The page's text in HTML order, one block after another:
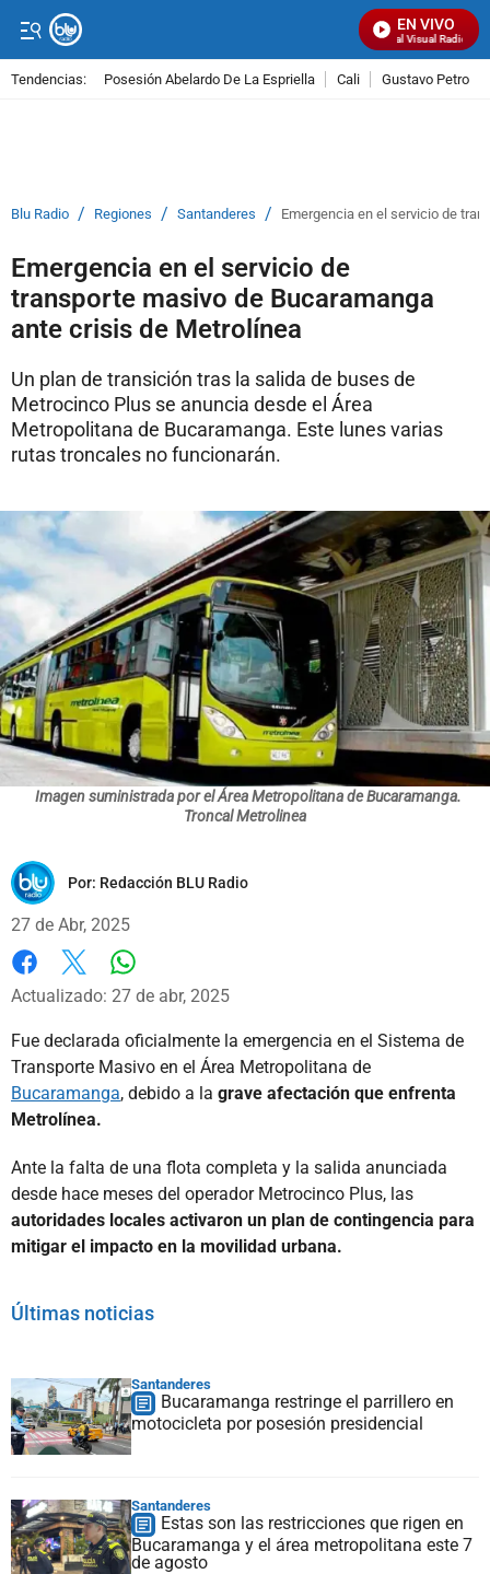
EN VIVO
Señal Visual Radio
Tendencias: Posesión Abelardo De La Espriella Cali Gustavo Petro
Blu Radio / Regiones / Santanderes / Emergencia en el servicio de
Emergencia en el servicio de
transporte masivo de Bucaramanga
ante crisis de Metrolínea
Un plan de transición tras la salida de buses de
Metrocinco Plus se anuncia desde el Área
Metropolitana de Bucaramanga. Este lunes varias
rutas troncales no funcionarán.
Imagen suministrada por el Área Metropolitana de Bucaramanga.
Troncal Metrolinea
Por: Redacción BLU Radio
27 de Abr, 2025
Facebook
X
Actualizado: 27 de abr, 2025
Fue declarada oficialmente la emergencia en el Sistema de
Transporte Masivo en el Área Metropolitana de
Bucaramanga, debido a la grave afectación que enfrenta
Metrolínea.
Ante la falta de una flota completa y la salida anunciada
desde hace meses del operador Metrocinco Plus, las
autoridades locales activaron un plan de contingencia para
mitigar el impacto en la movilidad urbana.
Últimas noticias
Santanderes
Bucaramanga restringe el parrillero en
motocicleta por posesión presidencial
Santanderes
Estas son las restricciones que rigen en
Bucaramanga y el área metropolitana este 7
de agosto